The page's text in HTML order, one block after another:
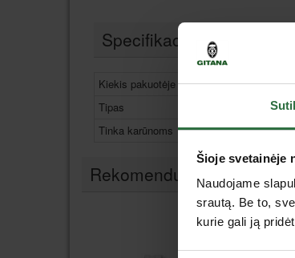
Šioje svetainėje
Naudojame
srautą. Be to,
kurie gali ją
Specifikacija
Kiekis pakuotėje
Tipas
Tinka karūnoms
Rekomenduojami priedai